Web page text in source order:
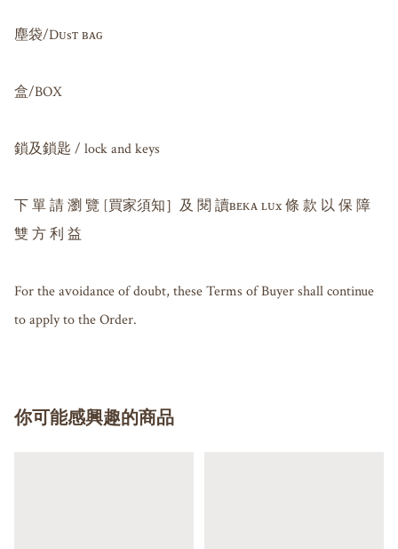
塵袋/Dᴜsᴛ ʙᴀɢ
盒/BOX
鎖及鎖匙 / lock and keys
下 單 請 瀏 覽 [買家須知］及 閱 讀ʙᴇᴋᴀ ʟᴜx 條 款 以 保 障
雙 方 利 益
For the avoidance of doubt, these Terms of Buyer shall continue
你可能感興趣的商品